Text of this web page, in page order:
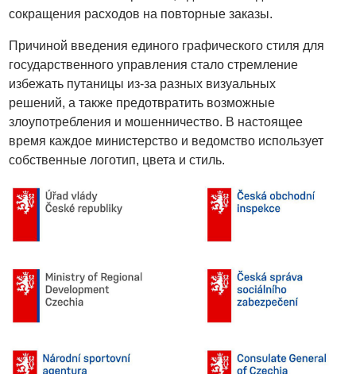
сокращения расходов на повторные заказы.
Причиной введения единого графического стиля для
государственного управления стало стремление
избежать путаницы из-за разных визуальных
решений, а также предотвратить возможные
злоупотребления и мошенничество. В настоящее
время каждое министерство и ведомство использует
собственные логотип, цвета и стиль.